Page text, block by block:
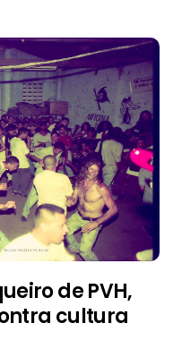
de PVH,
cultura